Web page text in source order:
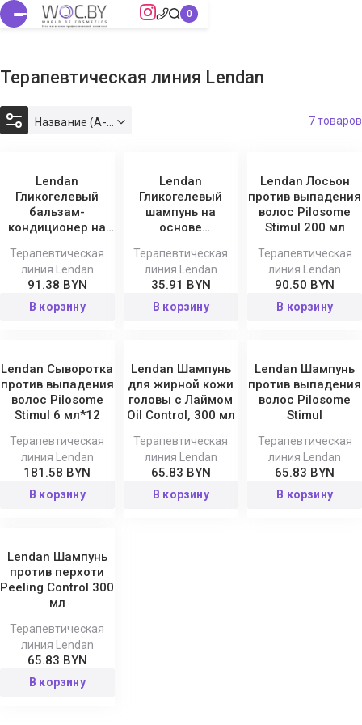
Терапевтическая линия Lendan
7 товаров
Lendan
Гликогелевый
бальзам-
кондиционер на
Водорослей Algas
Glycolic
Терапевтическая
линия Lendan
91.38 BYN
В корзину
Lendan
Гликогелевый
шампунь на
основе
Glycolic
Терапевтическая
линия Lendan
35.91 BYN
В корзину
Lendan Лосьон
против выпадения
волос Pilosome
Stimul 200 мл
Терапевтическая
линия Lendan
90.50 BYN
В корзину
Lendan Сыворотка
против выпадения
волос Pilosome
Stimul 6 мл*12
Терапевтическая
линия Lendan
181.58 BYN
В корзину
Lendan Шампунь
для жирной кожи
головы с Лаймом
Oil Control, 300 мл
Терапевтическая
линия Lendan
65.83 BYN
В корзину
Lendan Шампунь
против выпадения
волос Pilosome
Stimul
Терапевтическая
линия Lendan
65.83 BYN
В корзину
Lendan Шампунь
против перхоти
Peeling Control 300
мл
Терапевтическая
линия Lendan
65.83 BYN
В корзину